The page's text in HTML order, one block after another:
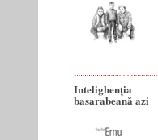
Intelighenția
basarabeană azi